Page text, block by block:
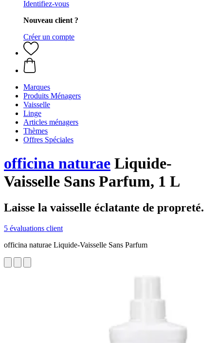
Identifiez-vous
Nouveau client ?
Créer un compte
Marques
Produits Ménagers
Vaisselle
Linge
Articles ménagers
Thèmes
Offres Spéciales
officina naturae Liquide-
Vaisselle Sans Parfum, 1 L
Laisse la vaisselle éclatante de propreté.
5 évaluations client
officina naturae Liquide-Vaisselle Sans Parfum